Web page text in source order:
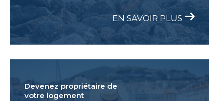
EN SAVOIR PLUS
Devenez propriétaire de
votre logement